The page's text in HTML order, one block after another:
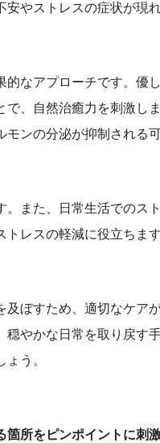
やストレスの症状が現
なアプローチです。優
、自然治癒力を刺激し
ンの分泌が抑制される
また、日常生活でのス
レスの軽減に役立ちます
ぼすため、適切なケア
やかな日常を取り戻す
う。
所をピンポイントに刺激